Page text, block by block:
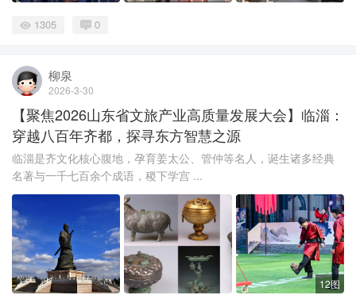
1305 0
柳泉
2026-3-30
【聚焦2026山东省文旅产业高质量发展大会】临淄：
穿越八百年齐都，探寻东方智慧之源
临淄是齐文化核心腹地，孕育姜太公、管仲等名人，诞生诸多经典
名著与一千七百余个成语，稷下学宫 ...
12图